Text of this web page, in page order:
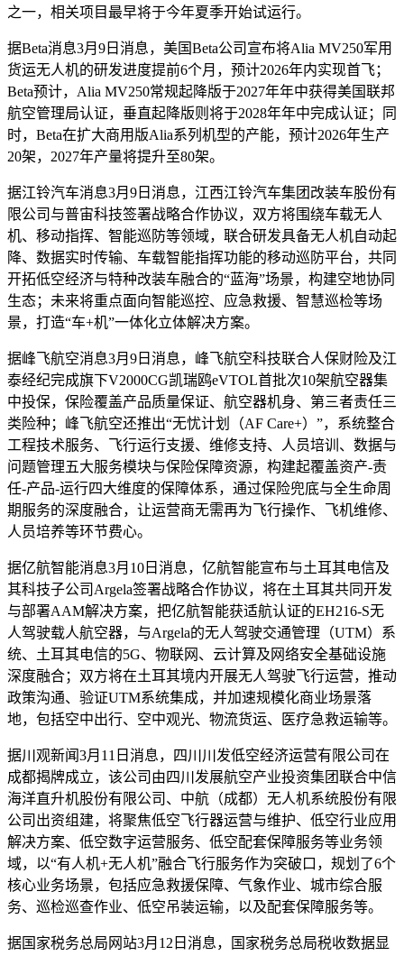
之一，相关项目最早将于今年夏季开始试运行。
据Beta消息3月9日消息，美国Beta公司宣布将Alia MV250军用
货运无人机的研发进度提前6个月，预计2026年内实现首飞；
Beta预计，Alia MV250常规起降版于2027年年中获得美国联邦
航空管理局认证，垂直起降版则将于2028年年中完成认证；同
时，Beta在扩大商用版Alia系列机型的产能，预计2026年生产
20架，2027年产量将提升至80架。
据江铃汽车消息3月9日消息，江西江铃汽车集团改装车股份有
限公司与普宙科技签署战略合作协议，双方将围绕车载无人
机、移动指挥、智能巡防等领域，联合研发具备无人机自动起
降、数据实时传输、车载智能指挥功能的移动巡防平台，共同
开拓低空经济与特种改装车融合的“蓝海”场景，构建空地协同
生态；未来将重点面向智能巡控、应急救援、智慧巡检等场
景，打造“车+机”一体化立体解决方案。
据峰飞航空消息3月9日消息，峰飞航空科技联合人保财险及江
泰经纪完成旗下V2000CG凯瑞鸥eVTOL首批次10架航空器集
中投保，保险覆盖产品质量保证、航空器机身、第三者责任三
类险种；峰飞航空还推出“无忧计划（AF Care+）”，系统整合
工程技术服务、飞行运行支援、维修支持、人员培训、数据与
问题管理五大服务模块与保险保障资源，构建起覆盖资产-责
任-产品-运行四大维度的保障体系，通过保险兜底与全生命周
期服务的深度融合，让运营商无需再为飞行操作、飞机维修、
人员培养等环节费心。
据亿航智能消息3月10日消息，亿航智能宣布与土耳其电信及
其科技子公司Argela签署战略合作协议，将在土耳其共同开发
与部署AAM解决方案，把亿航智能获适航认证的EH216-S无
人驾驶载人航空器，与Argela的无人驾驶交通管理（UTM）系
统、土耳其电信的5G、物联网、云计算及网络安全基础设施
深度融合；双方将在土耳其境内开展无人驾驶飞行运营，推动
政策沟通、验证UTM系统集成，并加速规模化商业场景落
地，包括空中出行、空中观光、物流货运、医疗急救运输等。
据川观新闻3月11日消息，四川川发低空经济运营有限公司在
成都揭牌成立，该公司由四川发展航空产业投资集团联合中信
海洋直升机股份有限公司、中航（成都）无人机系统股份有限
公司出资组建，将聚焦低空飞行器运营与维护、低空行业应用
解决方案、低空数字运营服务、低空配套保障服务等业务领
域，以“有人机+无人机”融合飞行服务作为突破口，规划了6个
核心业务场景，包括应急救援保障、气象作业、城市综合服
务、巡检巡查作业、低空吊装运输，以及配套保障服务等。
据国家税务总局网站3月12日消息，国家税务总局税收数据显